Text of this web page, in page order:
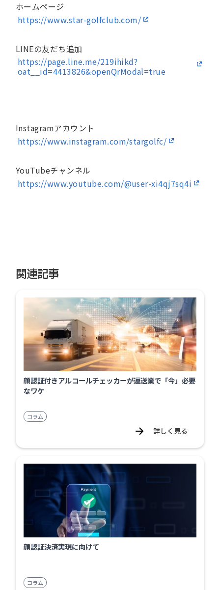
ホームページ
https://www.star-golfclub.com/
LINEの友だち追加
https://page.line.me/219ihikd?
oat__id=4413826&openQrModal=true
Instagramアカウント
https://www.instagram.com/stargolfc/
YouTubeチャンネル
https://www.youtube.com/@user-xi4qj7sq4i
関連記事
顔認証付きアルコールチェッカーが運送業で「今」必要
なワケ
コラム
詳しく見る
顔認証決済実現に向けて
コラム